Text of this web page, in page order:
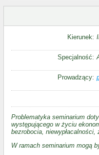
Kierunek:
Specjalność:
Prowadzący:
Problematyka seminarium
występującego w życiu
bezrobocia,
W ramach seminarium mogą